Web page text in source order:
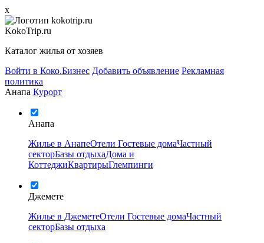
x
KokoTrip.ru
Каталог жилья от хозяев
Войти в Коко.Бизнес Добавить объявление Рекламная
политика
Анапа Курорт
Анапа
Жилье в АнапеОтели Гостевые домаЧастный
секторБазы отдыхаДома и
КоттеджиКвартирыГлемпинги
Джемете
Жилье в ДжеметеОтели Гостевые домаЧастный
секторБазы отдыха